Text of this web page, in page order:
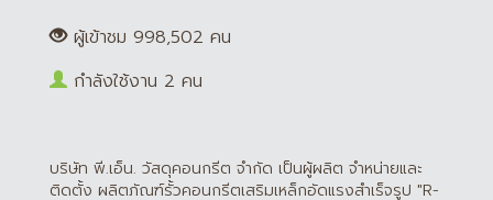
ผู้เข้าชม 998,502 คน
กำลังใช้งาน 2 คน
บริษัท พี.เอ็น. วัสดุคอนกรีต จำกัด เป็นผู้ผลิต จำหน่ายและ
ติดตั้ง ผลิตภัณฑ์รั้วคอนกรีตเสริมเหล็กอัดแรงสำเร็จรูป "R-